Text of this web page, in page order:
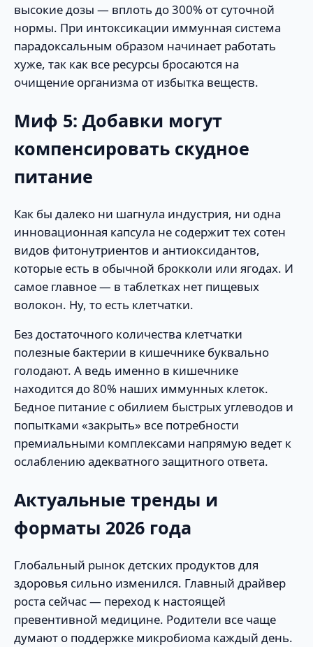
высокие дозы — вплоть до 300% от суточной
нормы. При интоксикации иммунная система
парадоксальным образом начинает работать
хуже, так как все ресурсы бросаются на
очищение организма от избытка веществ.
Миф 5: Добавки могут
компенсировать скудное
питание
Как бы далеко ни шагнула индустрия, ни одна
инновационная капсула не содержит тех сотен
видов фитонутриентов и антиоксидантов,
которые есть в обычной брокколи или ягодах. И
самое главное — в таблетках нет пищевых
волокон. Ну, то есть клетчатки.
Без достаточного количества клетчатки
полезные бактерии в кишечнике буквально
голодают. А ведь именно в кишечнике
находится до 80% наших иммунных клеток.
Бедное питание с обилием быстрых углеводов и
попытками «закрыть» все потребности
премиальными комплексами напрямую ведет к
ослаблению адекватного защитного ответа.
Актуальные тренды и
форматы 2026 года
Глобальный рынок детских продуктов для
здоровья сильно изменился. Главный драйвер
роста сейчас — переход к настоящей
превентивной медицине. Родители все чаще
думают о поддержке микробиома каждый день.